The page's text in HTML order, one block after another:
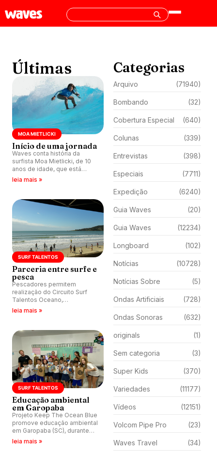
Últimas
MOA MIETLICKI
Início de uma jornada
Waves conta história da
surfista Moa Mietlicki, de 10
anos de idade, que está
começando no surfe e já
leia mais »
SURF TALENTOS
Parceria entre surfe e
pesca
Pescadores permitem
realização do Circuito Surf
Talentos Oceano,
apresentado pela Surfland
leia mais »
SURF TALENTOS
Educação ambiental
em Garopaba
Projeto Keep The Ocean Blue
promove educação ambiental
em Garopaba (SC), durante
etapa do Surfland Brasil
leia mais »
Categorias
Arquivo (71940)
Bombando (32)
Cobertura Especial (640)
Colunas (339)
Entrevistas (398)
Especiais (7711)
Expedição (6240)
Guia Waves (20)
Guia Waves (12234)
Longboard (102)
Notícias (10728)
Notícias Sobre (5)
Ondas Artificiais (728)
Ondas Sonoras (632)
originals (1)
Sem categoria (3)
Super Kids (370)
Variedades (11177)
Vídeos (12151)
Volcom Pipe Pro (23)
Waves Travel (34)